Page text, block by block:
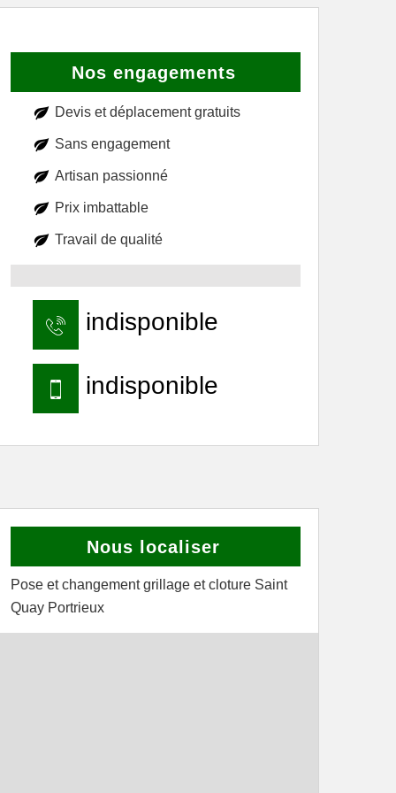
Nos engagements
Devis et déplacement gratuits
Sans engagement
Artisan passionné
Prix imbattable
Travail de qualité
indisponible
indisponible
Nous localiser
Pose et changement grillage et cloture Saint
Quay Portrieux